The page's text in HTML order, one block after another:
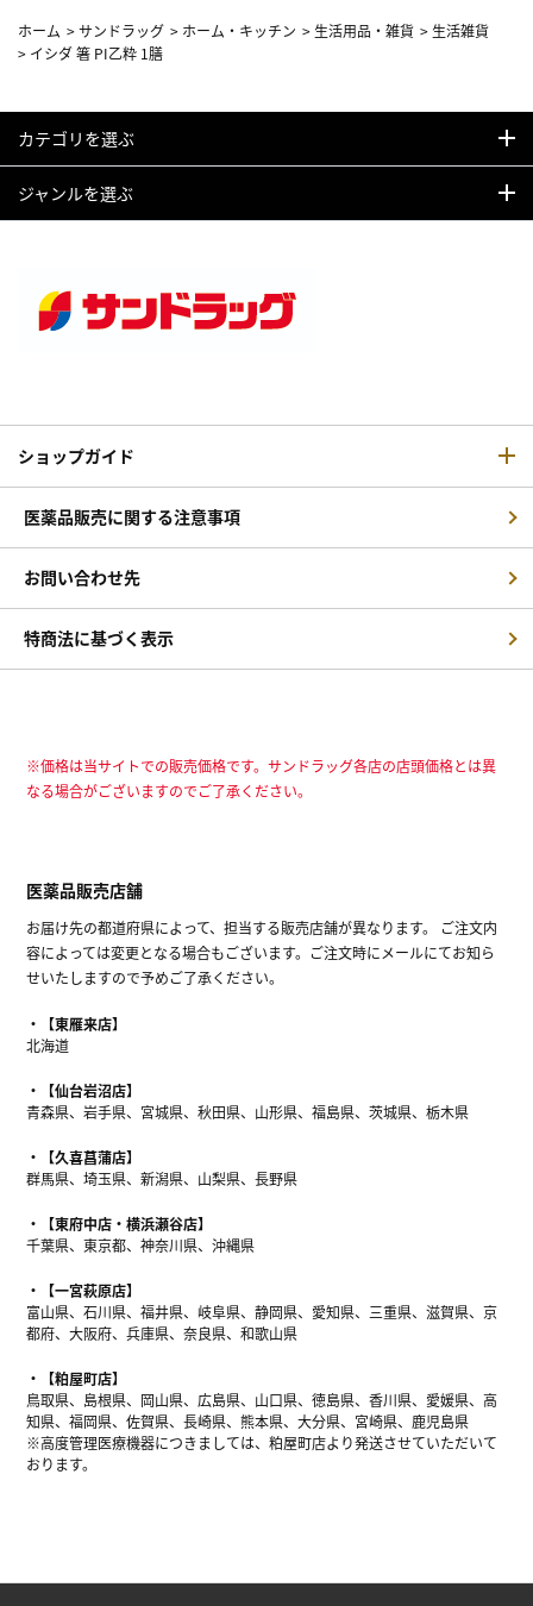
ホーム >サンドラッグ > ホーム・キッチン > 生活用品・雑貨 > 生活雑貨
> イシダ 箸 PI乙粋 1膳
カテゴリを選ぶ
ジャンルを選ぶ
ショップガイド
医薬品販売に関する注意事項
お問い合わせ先
特商法に基づく表示
※価格は当サイトでの販売価格です。サンドラッグ各店の店頭価格とは異
なる場合がございますのでご了承ください。
医薬品販売店舗
お届け先の都道府県によって、担当する販売店舗が異なります。 ご注文内
容によっては変更となる場合もございます。ご注文時にメールにてお知ら
せいたしますので予めご了承ください。
【東雁来店】
北海道
【仙台岩沼店】
青森県、岩手県、宮城県、秋田県、山形県、福島県、茨城県、栃木県
【久喜菖蒲店】
群馬県、埼玉県、新潟県、山梨県、長野県
【東府中店・横浜瀬谷店】
千葉県、東京都、神奈川県、沖縄県
【一宮萩原店】
富山県、石川県、福井県、岐阜県、静岡県、愛知県、三重県、滋賀県、京
都府、大阪府、兵庫県、奈良県、和歌山県
【粕屋町店】
鳥取県、島根県、岡山県、広島県、山口県、徳島県、香川県、愛媛県、高
知県、福岡県、佐賀県、長崎県、熊本県、大分県、宮崎県、鹿児島県
※高度管理医療機器につきましては、粕屋町店より発送させていただいて
おります。